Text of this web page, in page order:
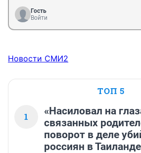
Гость
Войти
Новости СМИ2
ТОП 5
1
«Насиловал на
связанных
поворот в деле
россиян в Таиланде